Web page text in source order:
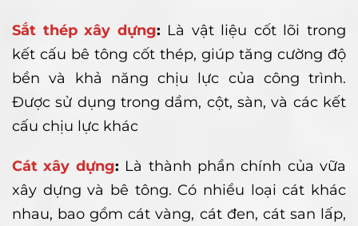
Sắt thép xây dựng: Là vật liệu cốt lõi trong
kết cấu bê tông cốt thép, giúp tăng cường độ
bền và khả năng chịu lực của công trình.
Được sử dụng trong dầm, cột, sàn, và các kết
cấu chịu lực khác
Cát xây dựng: Là thành phần chính của vữa
xây dựng và bê tông. Có nhiều loại cát khác
nhau, bao gồm cát vàng, cát đen, cát san lấp,